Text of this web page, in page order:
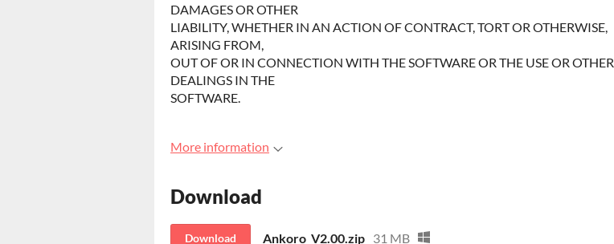
DAMAGES OR OTHER
LIABILITY, WHETHER IN AN ACTION OF CONTRACT, TORT OR OTHERWISE,
ARISING FROM,
OUT OF OR IN CONNECTION WITH THE SOFTWARE OR THE USE OR OTHER
DEALINGS IN THE
SOFTWARE.
More information
Download
Download Ankoro_V2.00.zip 31 MB